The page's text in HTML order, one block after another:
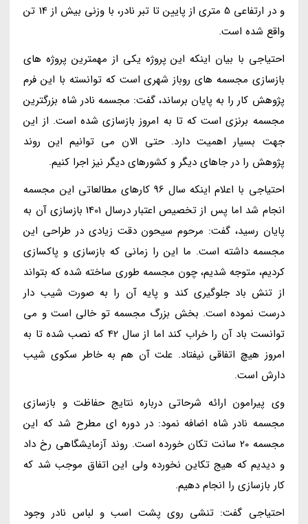
و در ارتفاعی 5 متری از پایین تا تبر نادر، با وزنی بیش از 14 تن
واقع شده است.
احتیاجی با بیان اینکه این پروژه یکی از مهمترین پروژه های
بازسازی مجسمه های روباز شهری است که توانسته با این فرم
پژوهش کار را به پایان برساند، گفت: مجسمه نادر شاه بزرگترین
مجسمه برنزی است که تا به امروز بازسازی شده است. از این
جهت بسیار اهمیت دارد. حتی الان می توانیم این روند
پژوهش را در جاهای دیگر و کشورهای دیگر نیز اجرا کنیم.
احتیاجی با اعلام اینکه سال 96 کارهای مطالعاتی این مجسمه
انجام شد اما پس از تخصیص اعتبار درسال 1401 بازسازی آن به
پایان رسید، گفت: مرحوم سیحون دقت زیادی در طراحی این
مجسمه داشته است. ما این را زمانی که بازسازی و پاکسازی
کردیم، متوجه شدیم، چون مجسمه طوری ساخته شده که بتواند
از تنش باد جلوگیری کند و پایه آن را به صورت شیب دار
درست نموده است. بخش بزرگ مجسمه تو خالی است و می
توانست باد آن را خراب کند اما از سال 42 که نصب شده تا به
امروز هیچ اتفاقی نیفتاد. علت آن هم به خاطر سکوی شیب
دارش است.
وی پیرامون ارائه شرحاتی درباره نتایج حفاظت و بازسازی
مجسمه نادر شاه اضافه نمود: در دوره ای مطرح شد که این
مجسمه 20 سانت تکان خورده است. روند آزمایشگاهی رخ داد
و دیدیم که هیج تکاین نخورده ولی این اتفاق موجب شد که
کار بازسازی را انجام دهیم.
احتیاجی گفت: تنشی روی پشت اسب و لباس نادر وجود